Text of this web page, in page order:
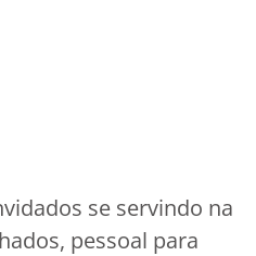
se servindo na
pessoal para